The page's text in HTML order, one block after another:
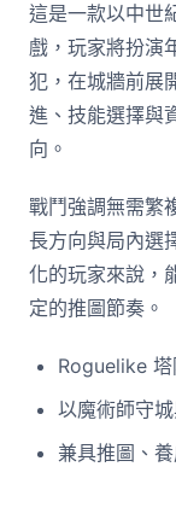
這是一款以中世
戲，玩家將扮演
犯，在城牆前展
進、技能選擇與
向。
戰鬥強調無需繁
長方向與局內選
化的玩家來說，
定的推圖節奏。
Roguelike
以魔術師守
兼具推圖、